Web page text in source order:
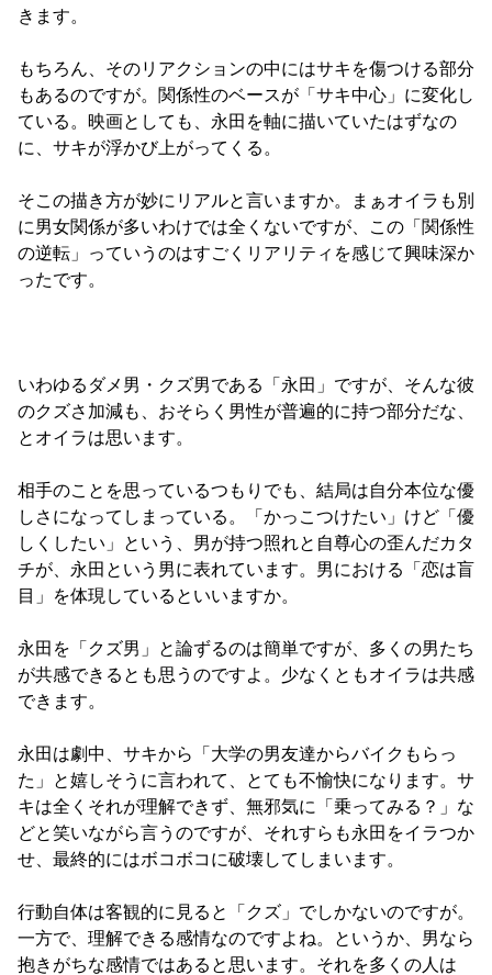
きます。
もちろん、そのリアクションの中にはサキを傷つける部分
もあるのですが。関係性のベースが「サキ中心」に変化し
ている。映画としても、永田を軸に描いていたはずなの
に、サキが浮かび上がってくる。
そこの描き方が妙にリアルと言いますか。まぁオイラも別
に男女関係が多いわけでは全くないですが、この「関係性
の逆転」っていうのはすごくリアリティを感じて興味深か
ったです。
いわゆるダメ男・クズ男である「永田」ですが、そんな彼
のクズさ加減も、おそらく男性が普遍的に持つ部分だな、
とオイラは思います。
相手のことを思っているつもりでも、結局は自分本位な優
しさになってしまっている。「かっこつけたい」けど「優
しくしたい」という、男が持つ照れと自尊心の歪んだカタ
チが、永田という男に表れています。男における「恋は盲
目」を体現しているといいますか。
永田を「クズ男」と論ずるのは簡単ですが、多くの男たち
が共感できるとも思うのですよ。少なくともオイラは共感
できます。
永田は劇中、サキから「大学の男友達からバイクもらっ
た」と嬉しそうに言われて、とても不愉快になります。サ
キは全くそれが理解できず、無邪気に「乗ってみる？」な
どと笑いながら言うのですが、それすらも永田をイラつか
せ、最終的にはボコボコに破壊してしまいます。
行動自体は客観的に見ると「クズ」でしかないのですが。
一方で、理解できる感情なのですよね。というか、男なら
抱きがちな感情ではあると思います。それを多くの人は